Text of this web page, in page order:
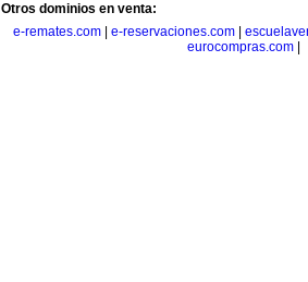
Otros dominios en venta:
e-remates.com| e-reservaciones.com|
eurocompras.com